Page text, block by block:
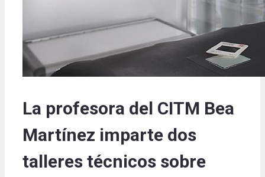
La profesora del CITM Bea
Martínez imparte dos
talleres técnicos sobre